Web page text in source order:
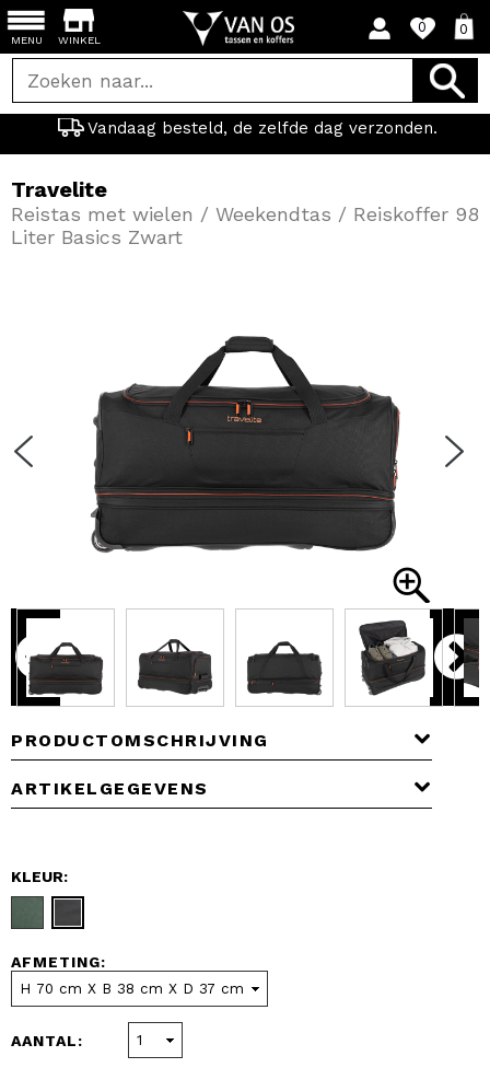
WINKEL
0 0
Vandaag besteld, de zelfde dag verzonden.
MENU
PRODUCTOMSCHRIJVING
ARTIKELGEGEVENS
Travelite
Reistas met wielen / Weekendtas / Reiskoffer 98
Liter Basics Zwart
KLEUR:
AFMETING:
AANTAL: